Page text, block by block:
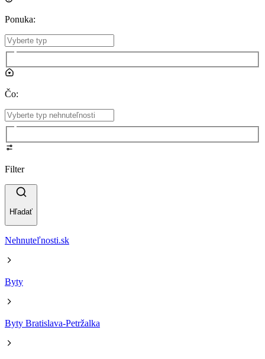
Ponuka:
Čo:
Filter
Hľadať
Nehnuteľnosti.sk
Byty
Byty Bratislava-Petržalka